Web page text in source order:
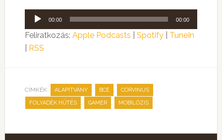
Audió
lejátszó
00:00 00:00
Feliratkozás: Apple Podcasts Spotify| TuneIn
RSS
CÍMKÉK: ALAPÍTVÁNY , BCE , CORVINUS ,
FOLYADÉK HŰTÉS , GAMER , MOBILÓZIS